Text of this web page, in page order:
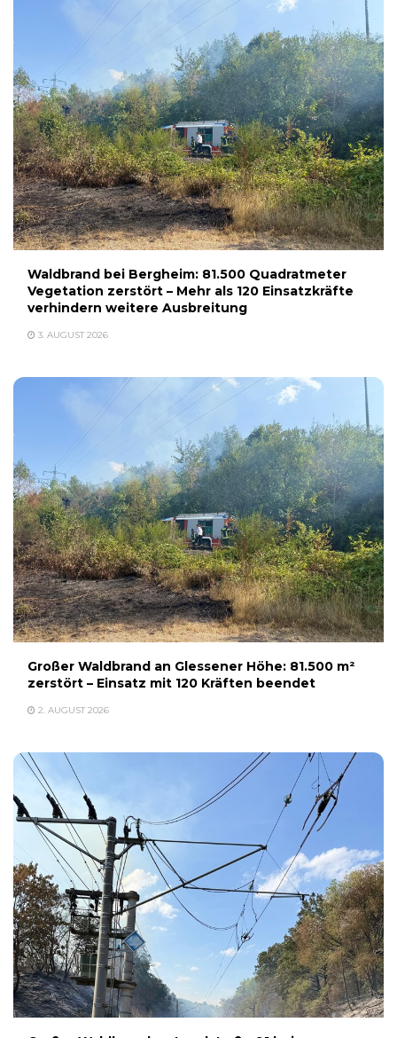
Waldbrand bei Bergheim: 81.500 Quadratmeter
Vegetation zerstört – Mehr als 120 Einsatzkräfte
verhindern weitere Ausbreitung
3. AUGUST 2026
Großer Waldbrand an Glessener Höhe: 81.500 m²
zerstört – Einsatz mit 120 Kräften beendet
2. AUGUST 2026